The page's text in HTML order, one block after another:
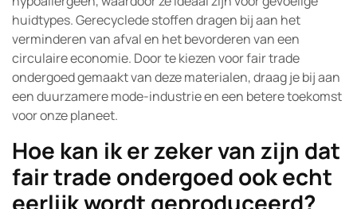
huidtypes. Gerecyclede stoffen dragen bij aan het
verminderen van afval en het bevorderen van een
circulaire economie. Door te kiezen voor fair trade
ondergoed gemaakt van deze materialen, draag je bij aan
een duurzamere mode-industrie en een betere toekomst
voor onze planeet.
Hoe kan ik er zeker van zijn dat
fair trade ondergoed ook echt
eerlijk wordt geproduceerd?